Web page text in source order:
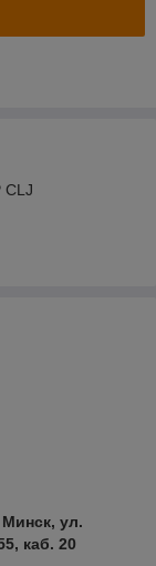
CLJ
ул.
каб. 20